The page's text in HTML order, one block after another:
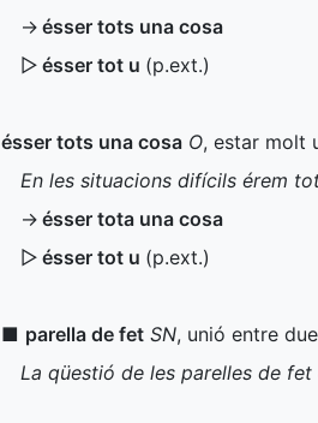
→ ésser tots una cosa
▷ ésser tot u (p.ext.)
ésser tots una cosa O, estar molt
En les situacions difícils érem
→ ésser tota una cosa
▷ ésser tot u (p.ext.)
■ parella de fet SN, unió entre
La qüestió de les parelles de